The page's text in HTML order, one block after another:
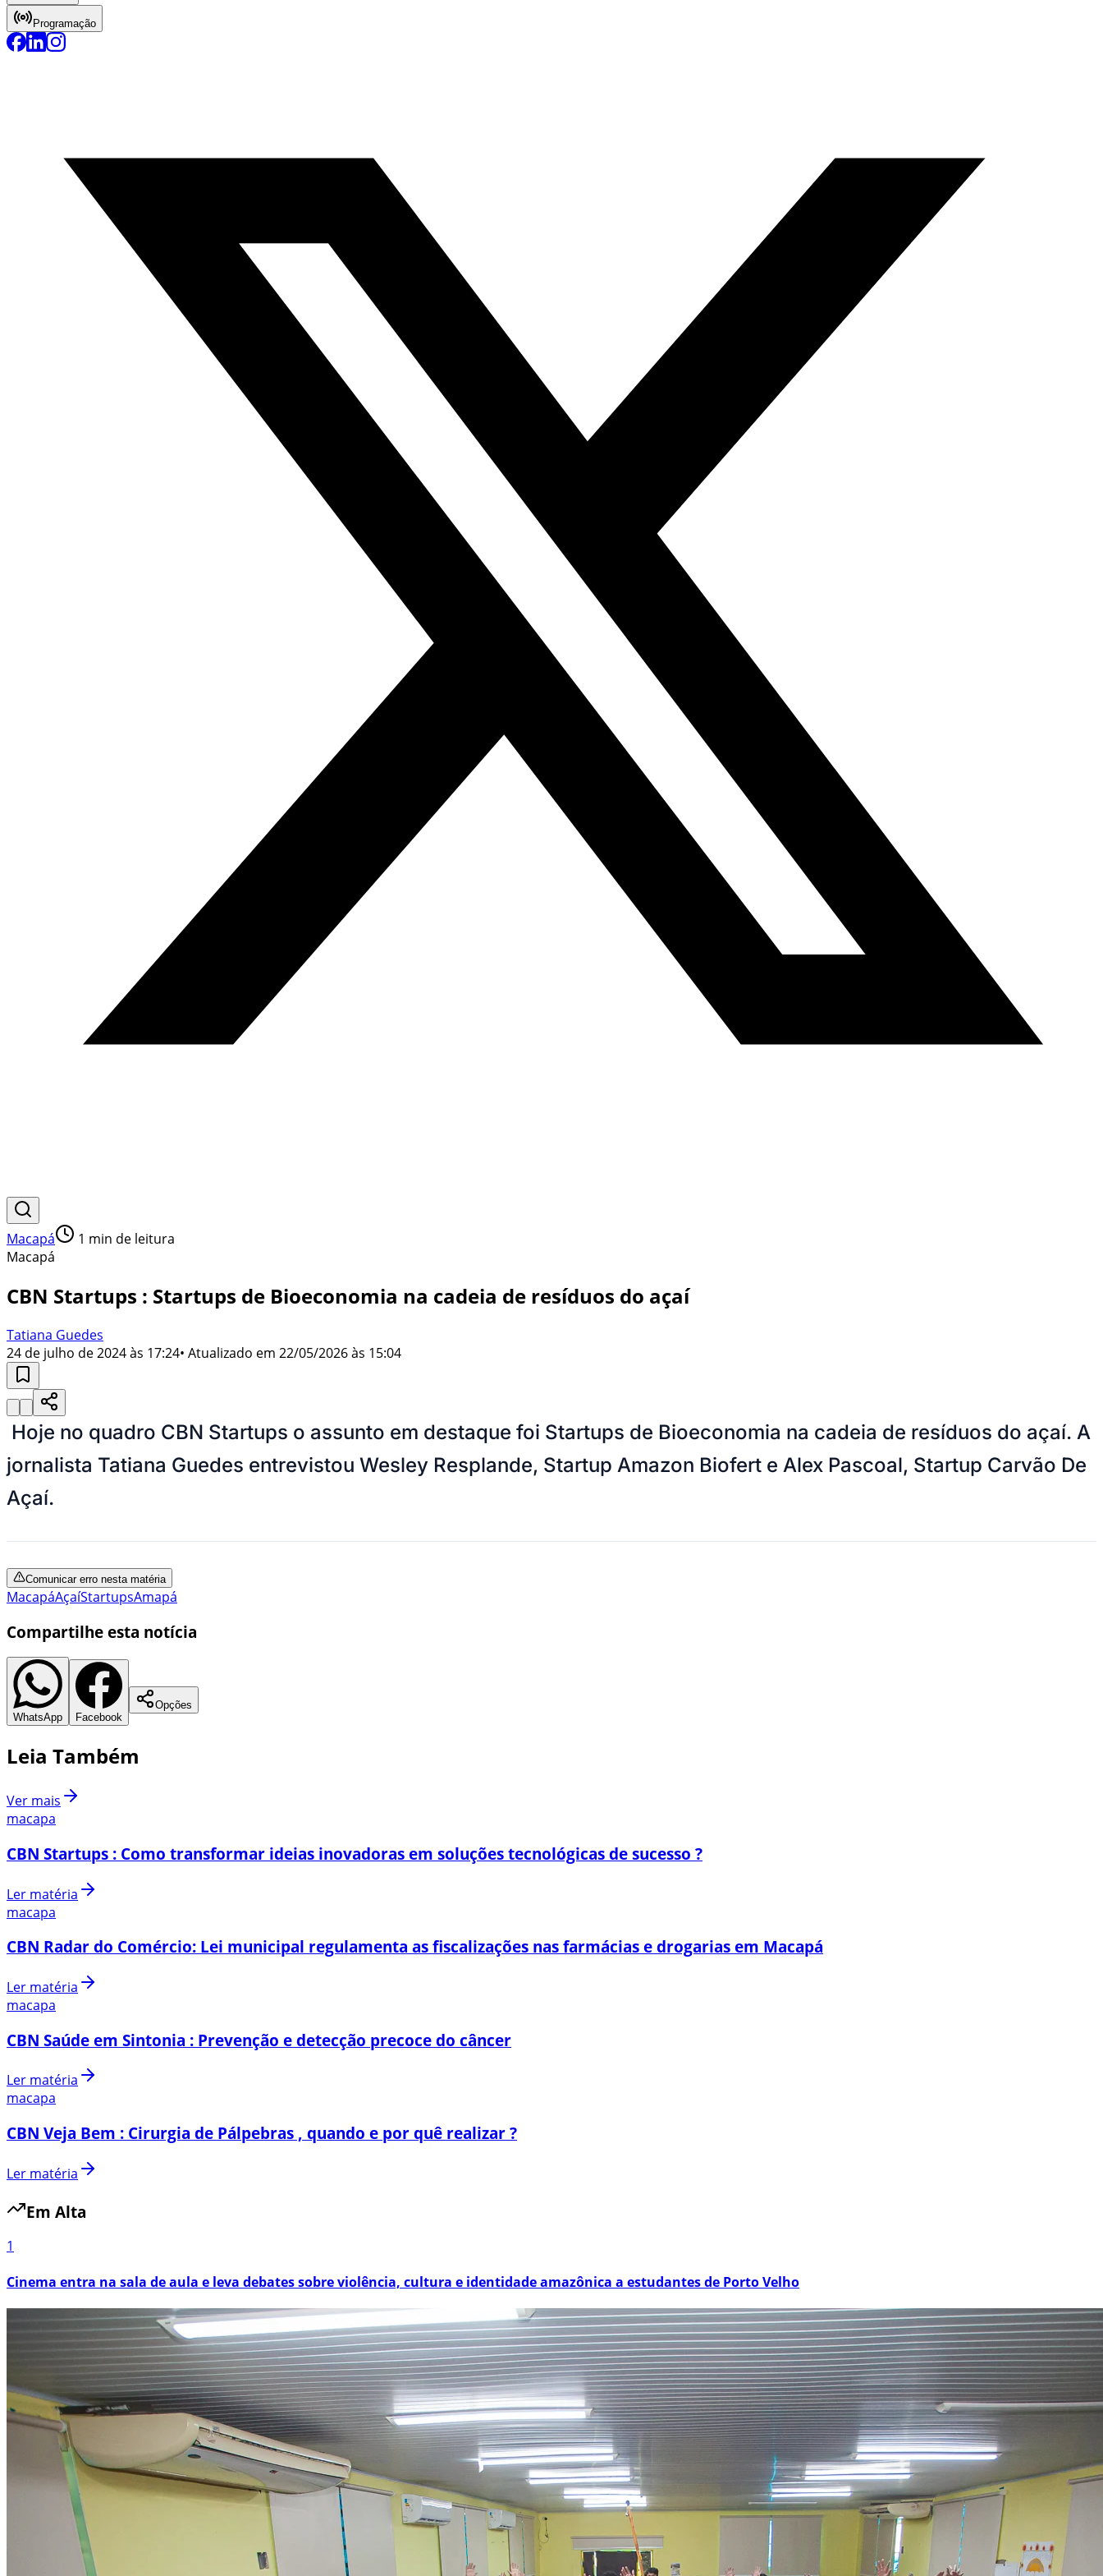
Programação
Macapá 1 min de leitura
Macapá
CBN Startups : Startups de Bioeconomia na cadeia de resíduos do açaí
Tatiana Guedes
24 de julho de 2024 às 17:24• Atualizado em 22/05/2026 às 15:04
Hoje no quadro CBN Startups o assunto em destaque foi Startups de Bioeconomia na cadeia de resíduos do açaí. A
jornalista Tatiana Guedes entrevistou Wesley Resplande, Startup Amazon Biofert e Alex Pascoal, Startup Carvão De
Açaí.
Comunicar erro nesta matéria
MacapáAçaíStartupsAmapá
Compartilhe esta notícia
WhatsApp Facebook
Opções
Leia Também
Ver mais
macapa
CBN Startups : Como transformar ideias inovadoras em soluções tecnológicas de sucesso ?
Ler matéria
macapa
CBN Radar do Comércio: Lei municipal regulamenta as fiscalizações nas farmácias e drogarias em Macapá
Ler matéria
macapa
CBN Saúde em Sintonia : Prevenção e detecção precoce do câncer
Ler matéria
macapa
CBN Veja Bem : Cirurgia de Pálpebras , quando e por quê realizar ?
Ler matéria
Em Alta
1
Cinema entra na sala de aula e leva debates sobre violência, cultura e identidade amazônica a estudantes de Porto Velho